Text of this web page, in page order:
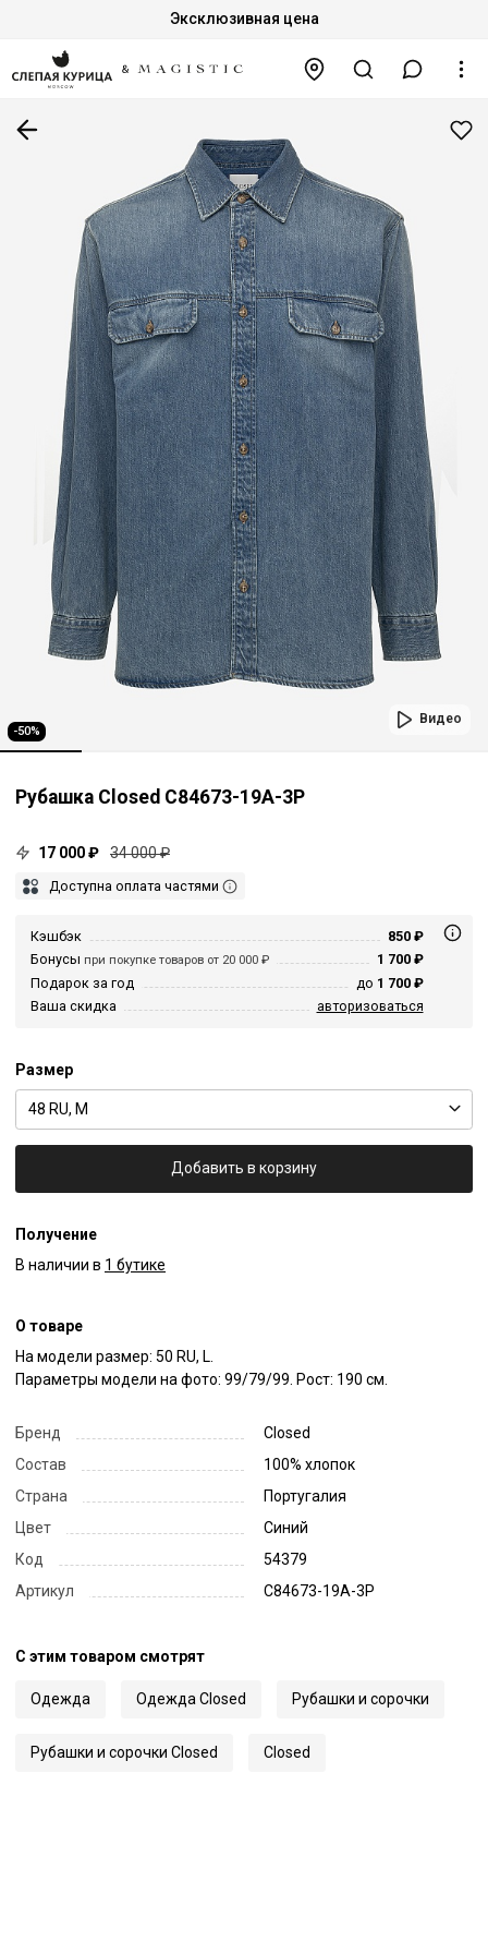
Эксклюзивная цена
-50%
Видео
Рубашка Closed C84673-19A-3P
17 000 ₽ 34 000 ₽
Доступна оплата частями
Кэшбэк
850 ₽
Бонусы при покупке товаров от 20 000 ₽
1 700 ₽
Подарок за год
до 1 700 ₽
Ваша скидка
авторизоваться
Размер
48 RU, M
Добавить в корзину
Получение
В наличии в 1 бутике
О товаре
На модели размер: 50 RU, L.
Параметры модели на фото: 99/79/99. Рост: 190 см.
Бренд
Closed
Состав
100% хлопок
Страна
Португалия
Цвет
Синий
Код
54379
Артикул
C84673-19A-3P
С этим товаром смотрят
Одежда Одежда Closed Рубашки и сорочки
Рубашки и сорочки Closed Closed